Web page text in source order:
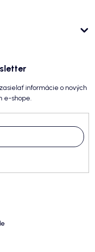
informácie o nových
e-shope.